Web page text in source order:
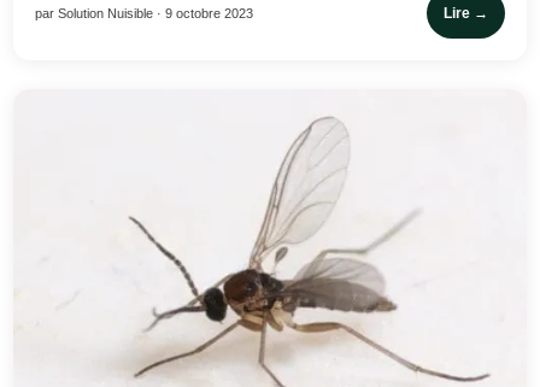
par Solution Nuisible · 9 octobre 2023 Lire →